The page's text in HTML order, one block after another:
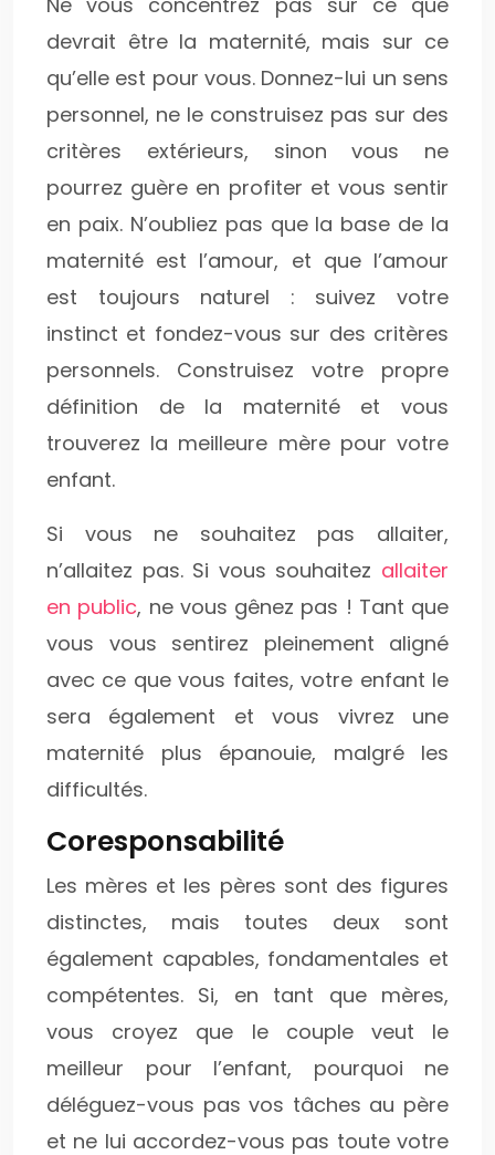
devrait être la maternité, mais sur ce
qu’elle est pour vous. Donnez-lui un sens
personnel, ne le construisez pas sur des
critères extérieurs, sinon vous ne
pourrez guère en profiter et vous sentir
en paix. N’oubliez pas que la base de la
maternité est l’amour, et que l’amour
est toujours naturel : suivez votre
instinct et fondez-vous sur des critères
personnels. Construisez votre propre
définition de la maternité et vous
trouverez la meilleure mère pour votre
enfant.
Si vous ne souhaitez pas allaiter,
n’allaitez pas. Si vous souhaitez allaiter
en public, ne vous gênez pas ! Tant que
vous vous sentirez pleinement aligné
avec ce que vous faites, votre enfant le
sera également et vous vivrez une
maternité plus épanouie, malgré les
difficultés.
Coresponsabilité
Les mères et les pères sont des figures
distinctes, mais toutes deux sont
également capables, fondamentales et
compétentes. Si, en tant que mères,
vous croyez que le couple veut le
meilleur pour l’enfant, pourquoi ne
déléguez-vous pas vos tâches au père
et ne lui accordez-vous pas toute votre